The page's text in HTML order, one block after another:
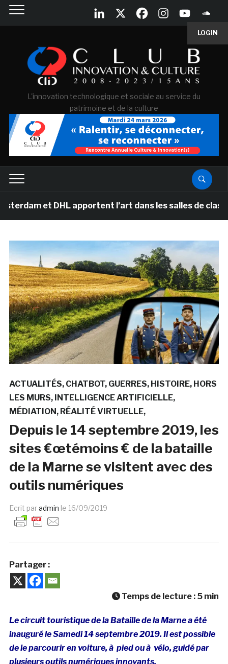
LOGIN
L'innovation technologique et sociale au service du
patrimoine et de la culture
et DHL apportent l’art dans les salles de classe des
ACTUALITÉS CHATBOT GUERRES HISTOIRE HORS
LES MURS INTELLIGENCE ARTIFICIELLE
MÉDIATION RÉALITÉ VIRTUELLE
Depuis le 14 septembre 2019, les
sites €œtémoins € de la bataille
de la Marne se visitent avec des
outils numériques
Ecrit paradmin le 16/09/2019
Partager :
Temps de lecture : 5 min
Le circuit touristique de la Bataille de la Marne a été
inauguré le Samedi 14 septembre 2019. Il est possible
de le parcourir en voiture, à pied ou à vélo, guidé par
plusieurs outils numériques innovants.